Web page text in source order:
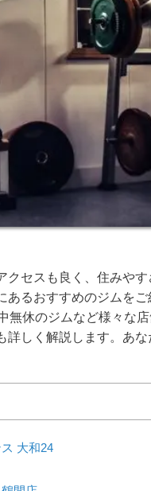
クセスも良く、住みや
あるおすすめのジムを
無休のジムなど様々な
詳しく解説します。あ
大和24